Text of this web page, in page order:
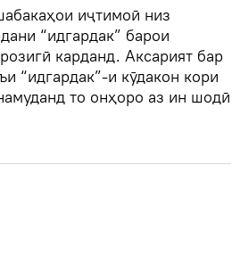
иҷтимоӣ низ
“идгардак” барои
карданд. Аксарият бар
“идгардак”-и кӯдакон кори
то онҳоро аз ин шодӣ